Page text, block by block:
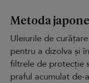
Metoda
Uleiurile de
pentru a dizolva și
filtrele de protecție
praful acumulat de-